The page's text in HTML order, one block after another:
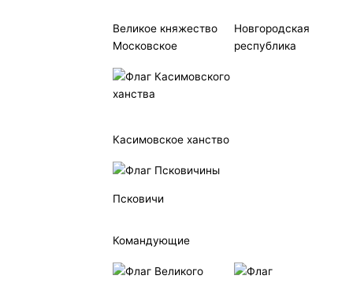
Великое княжество
Московское
Новгородская
республика
Касимовское ханство
Псковичи
Командующие